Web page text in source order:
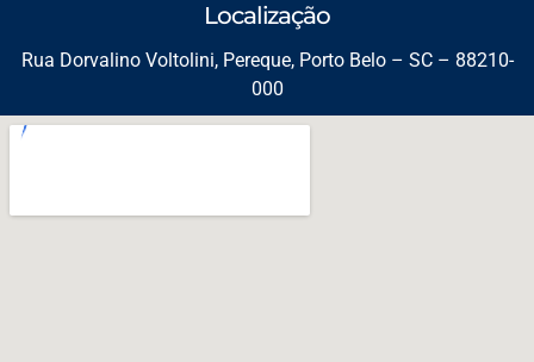
Localização
Rua Dorvalino Voltolini, Pereque, Porto Belo – SC – 88210-
000